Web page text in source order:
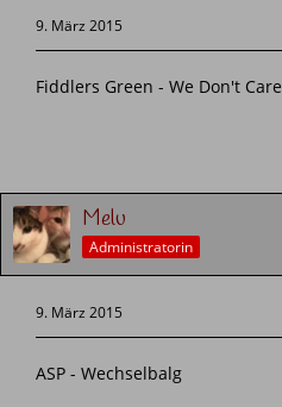
9. März 2015
Fiddlers Green - We Don't Care
Melu
Administratorin
9. März 2015
ASP - Wechselbalg